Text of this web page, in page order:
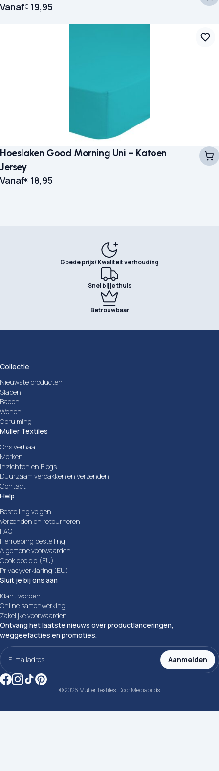
Vanaf€ 19,95
Hoeslaken Good Morning Uni – Katoen
Jersey
Vanaf€ 18,95
Goede prijs/ Kwaliteit verhouding
Snel bij je thuis
Betrouwbaar
Collectie
Nieuwste producten
Slapen
Baden
Wonen
Opruiming
Muller Textiles
Ons verhaal
Merken
Inzichten en Blogs
Duurzaam verpakken en verzenden
Contact
Help
Bestelling volgen
Verzenden en retourneren
FAQ
Herroeping bestelling
Algemene voorwaarden
Cookiebeleid (EU)
Privacyverklaring (EU)
Sluit je bij ons aan
Klant worden
Online samenwerking
Zakelijke voorwaarden
Ontvang het laatste nieuws over productlanceringen,
weggeefacties en promoties.
E-
mailadres
(Vereist)
Aanmelden
© 2026 Muller Textiles, DoorMediabirds